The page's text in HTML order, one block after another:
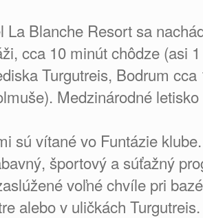
La Blanche Resort sa
cca 10 minút chôdze (asi
Turgutreis, Bodrum
Medzinárodné
sú vítané vo Funtázie
športový a súťažný
voľné chvíle pri
alebo v uličkách Turgutreis.